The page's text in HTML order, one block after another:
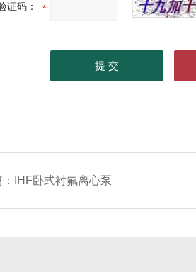
证码：
IHF卧式衬氟离心泵